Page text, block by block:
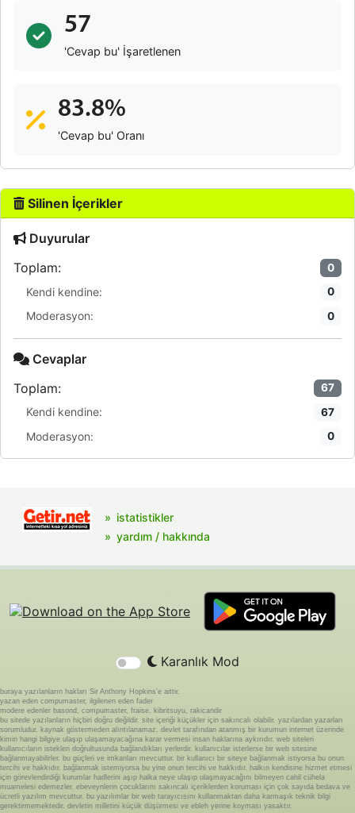
57
'Cevap bu' İşaretlenen
83.8%
'Cevap bu' Oranı
Silinen İçerikler
Duyurular
Toplam:
0
Kendi kendine: 0
Moderasyon: 0
Cevaplar
Toplam:
67
Kendi kendine: 67
Moderasyon: 0
istatistikler
yardım / hakkında
Karanlık Mod
buraya yazılanların hakları Sir Anthony Hopkins'e aittir.
yazan eden compumaster, ilgilenen eden fader
modere edenler basond, compumaster, fraise, kibritsuyu, rakicandir
bu sitede yazılanların hiçbiri doğru değildir. site içeriği küçükler için sakıncalı olabilir. yazılardan yazarları
sorumludur. kaynak göstermeden alıntılanamaz. devlet tarafından atanmış bir kurumun internet üzerinde
kimin hangi bilgiye ulaşıp ulaşamayacağına karar vermesi insan haklarına aykırıdır. web siteleri
kullanıcıların istekleri doğrultusunda bağlandıkları yerlerdir. kullanıcılar isterlerse bir web sitesine
bağlanmayabilirler. bu güçleri ve imkanları mevcuttur. bir kullanıcı bir siteye bağlanmak istiyorsa bu onun
tercihi ve hakkıdır. bağlanmak istemiyorsa bu yine onun tercihi ve hakkıdır. halkın kendisine hizmet etmesi
için görevlendirdiği kurumlar hadlerini aşıp halka neye ulaşıp ulaşmayacağını bilmeyen cahil cühela
muamelesi edemezler. ebeveynlerin çocuklarını sakıncalı içeriklerden koruması için çok sayıda bedava ve
ücretli yazılım mevcuttur. bu yazılımlar bir web tarayıcısını kullanmaktan daha karmaşık teknik bilgi
gerektirmemektedir. devletin milletini küçük düşürmesi ve ebleh yerine koyması yasaktır.